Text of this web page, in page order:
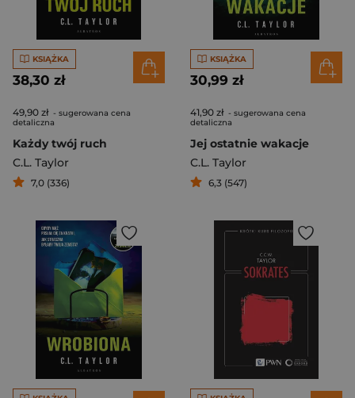
KSIĄŻKA
38,30 zł
49,90 zł - sugerowana cena
detaliczna
Każdy twój ruch
C.L. Taylor
7,0 (336)
KSIĄŻKA
30,99 zł
41,90 zł - sugerowana cena
detaliczna
Jej ostatnie wakacje
C.L. Taylor
6,3 (547)